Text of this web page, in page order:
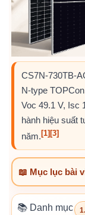
CS7N-730TB-
N-type
Voc 49.1 V, Isc
hành hiệu suất
năm. [1] [3]
📖 Mục lục bài
📚 Danh mục